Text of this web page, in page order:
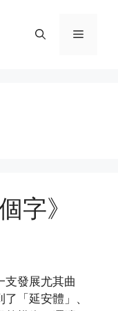
Menu
字》
支發展尤其曲
「延安體」、